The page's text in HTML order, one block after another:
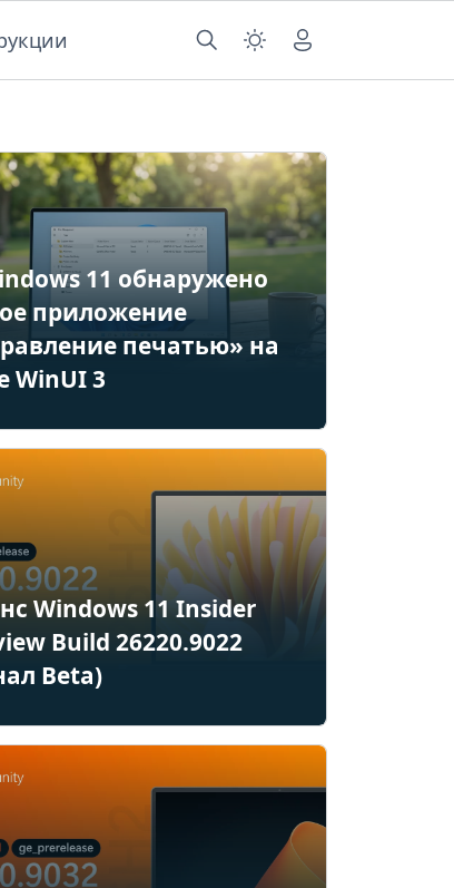
11 обнаружено
приложение
печатью» на
WinUI 3
Windows 11 Insider
Build 26220.9022
Beta)